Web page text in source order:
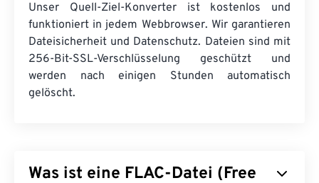
Unser Quell-Ziel-Konverter ist kostenlos und
funktioniert in jedem Webbrowser. Wir garantieren
Dateisicherheit und Datenschutz. Dateien sind mit
256-Bit-SSL-Verschlüsselung geschützt und
werden nach einigen Stunden automatisch
gelöscht.
Was ist eine FLAC-Datei (Free